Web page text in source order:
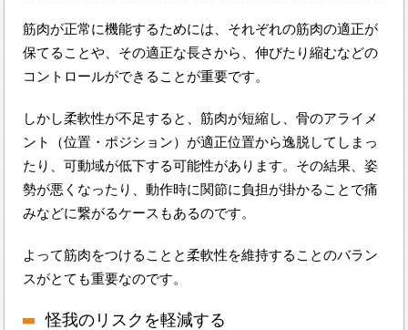
筋肉が正常に機能するためには、それぞれの筋肉の適正が
保てることや、その適正な長さから、伸びたり縮むなどの
コントロールができることが重要です。
しかし柔軟性が不足すると、筋肉が短縮し、骨のアライメ
ント（位置・ポジション）が適正位置から逸脱してしまっ
たり、可動域が低下する可能性があります。その結果、姿
勢が悪くなったり、動作時に関節に負担が掛かることで痛
みなどに繋がるケースもあるのです。
よって筋肉をつけることと柔軟性を維持することのバラン
スがとても重要なのです。
怪我のリスクを軽減する